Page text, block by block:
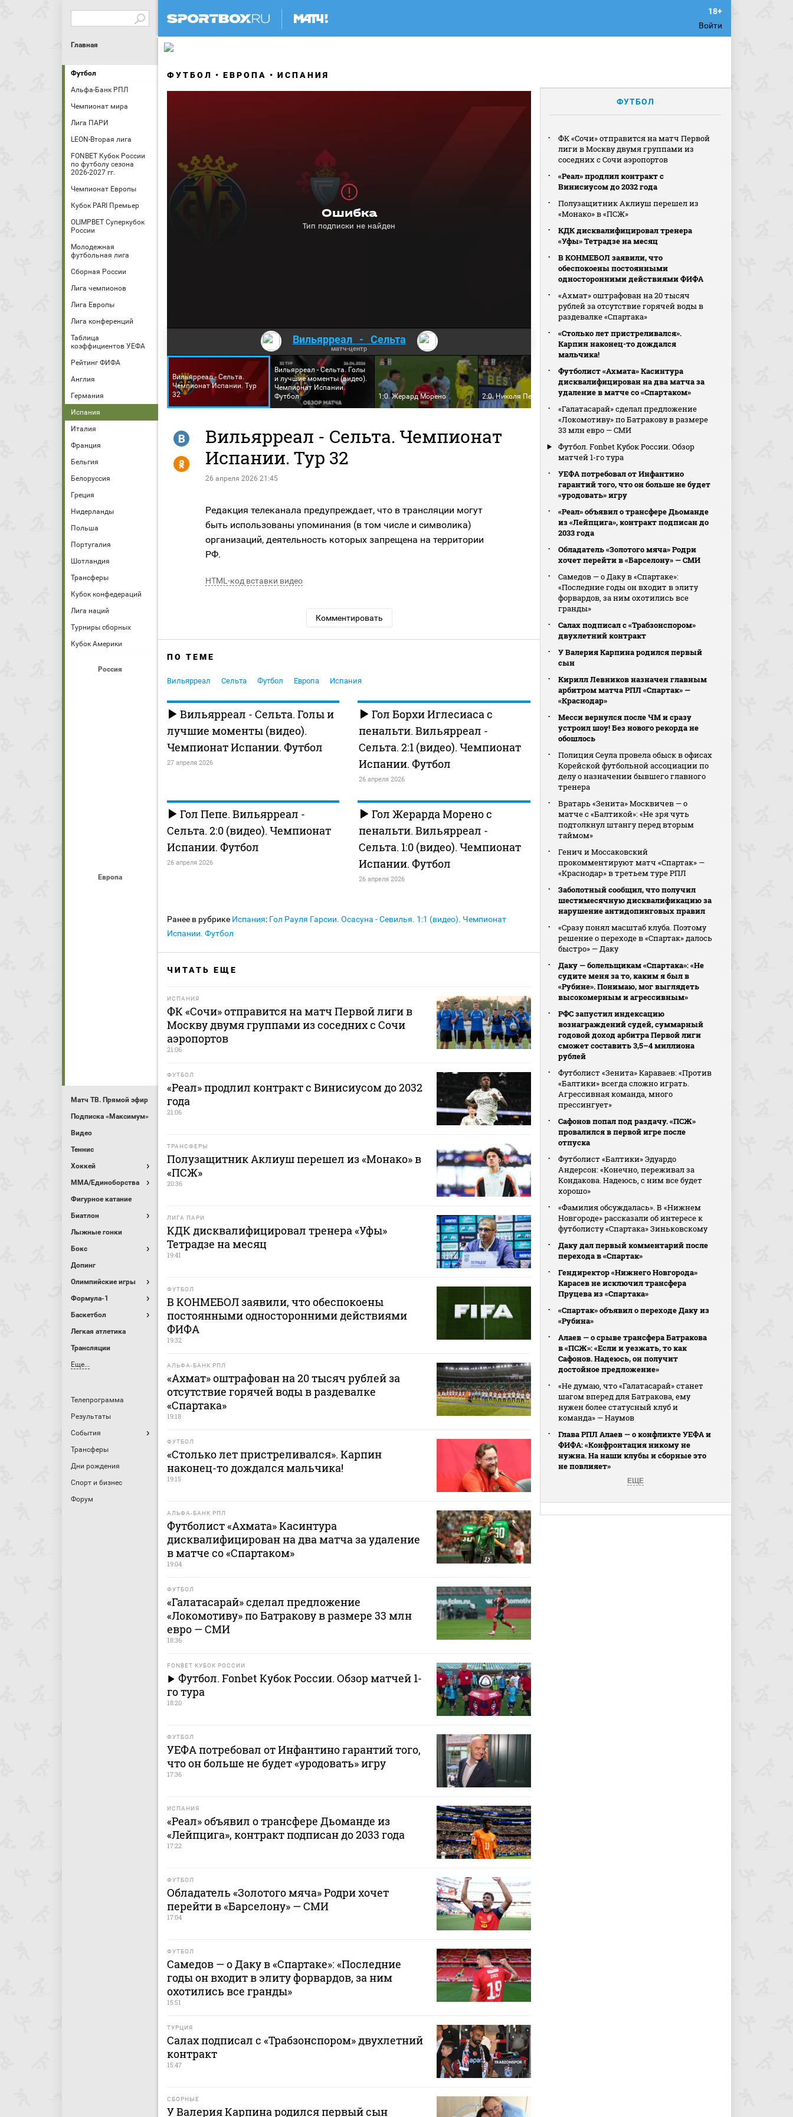
Войти
Главная
Футбол
Альфа-Банк РПЛ
Чемпионат мира
Лига ПАРИ
LEON-Вторая лига
FONBET Кубок России
по футболу сезона
2026-2027 гг.
Чемпионат Европы
Кубок PARI Премьер
OLIMPBET Суперкубок
России
Молодежная
футбольная лига
Сборная России
Лига чемпионов
Лига Европы
Лига конференций
Таблица
коэффициентов УЕФА
Рейтинг ФИФА
Англия
Германия
Испания
Италия
Франция
Бельгия
Белоруссия
Греция
Нидерланды
Польша
Португалия
Шотландия
Трансферы
Кубок конфедераций
Лига наций
Турниры сборных
Кубок Америки
Россия
Европа
Матч ТВ. Прямой эфир
Подписка «Максимум»
Видео
Теннис
Хоккей
MMA/Единоборства
Фигурное катание
Биатлон
Лыжные гонки
Бокс
Допинг
Олимпийские игры
Формула-1
Баскетбол
Легкая атлетика
Трансляции
Еще...
Телепрограмма
Результаты
События
Трансферы
Дни рождения
Спорт и бизнес
Форум
ФУТБОЛ ЕВРОПА ИСПАНИЯ
Вильярреал - Сельта
матч-центр
Вильярреал - Сельта.
Чемпионат Испании. Тур
32
Вильярреал - Сельта. Голы
и лучшие моменты (видео).
Чемпионат Испании.
Футбол
1:0. Жерард Морено 2:0. Николя Пепе 2:1. Борха Иглесиас
Вильярреал - Сельта. Чемпионат
Испании. Тур 32
26 апреля 2026 21:45
R
Y
Редакция телеканала предупреждает, что в трансляции могут
быть использованы упоминания (в том числе и символика)
организаций, деятельность которых запрещена на территории
РФ.
HTML-код вставки видео
Комментировать
ПО ТЕМЕ
Вильярреал Сельта Футбол Европа Испания
Вильярреал - Сельта. Голы и
лучшие моменты (видео).
Чемпионат Испании. Футбол
27 апреля 2026
Гол Борхи Иглесиаса с
пенальти. Вильярреал -
Сельта. 2:1 (видео). Чемпионат
Испании. Футбол
26 апреля 2026
Гол Пепе. Вильярреал -
Сельта. 2:0 (видео). Чемпионат
Испании. Футбол
26 апреля 2026
Гол Жерарда Морено с
пенальти. Вильярреал -
Сельта. 1:0 (видео). Чемпионат
Испании. Футбол
26 апреля 2026
Ранее в рубрике Испания: Гол Рауля Гарсии. Осасуна - Севилья. 1:1 (видео). Чемпионат
Испании. Футбол
ЧИТАТЬ ЕЩЕ
ИСПАНИЯ
ФК «Сочи» отправится на матч Первой лиги в
Москву двумя группами из соседних с Сочи
аэропортов
21:06
ФУТБОЛ
«Реал» продлил контракт с Винисиусом до 2032
года
21:06
ТРАНСФЕРЫ
Полузащитник Аклиуш перешел из «Монако» в
«ПСЖ»
20:36
ЛИГА ПАРИ
КДК дисквалифицировал тренера «Уфы»
Тетрадзе на месяц
19:41
ФУТБОЛ
В КОНМЕБОЛ заявили, что обеспокоены
постоянными односторонними действиями
ФИФА
19:32
АЛЬФА-БАНК РПЛ
«Ахмат» оштрафован на 20 тысяч рублей за
отсутствие горячей воды в раздевалке
«Спартака»
19:18
ФУТБОЛ
«Столько лет пристреливался». Карпин
наконец-то дождался мальчика!
19:15
АЛЬФА-БАНК РПЛ
Футболист «Ахмата» Касинтура
дисквалифицирован на два матча за удаление
в матче со «Спартаком»
19:04
ФУТБОЛ
«Галатасарай» сделал предложение
«Локомотиву» по Батракову в размере 33 млн
евро — СМИ
18:36
FONBET КУБОК РОССИИ
Футбол. Fonbet Кубок России. Обзор матчей 1-
го тура
18:20
ФУТБОЛ
УЕФА потребовал от Инфантино гарантий того,
что он больше не будет «уродовать» игру
17:36
ИСПАНИЯ
«Реал» объявил о трансфере Дьоманде из
«Лейпцига», контракт подписан до 2033 года
17:22
ФУТБОЛ
Обладатель «Золотого мяча» Родри хочет
перейти в «Барселону» — СМИ
17:04
ФУТБОЛ
Самедов — о Даку в «Спартаке»: «Последние
годы он входит в элиту форвардов, за ним
охотились все гранды»
15:51
ТУРЦИЯ
Салах подписал с «Трабзонспором» двухлетний
контракт
15:47
СБОРНЫЕ
У Валерия Карпина родился первый сын
ФУТБОЛ
ФК «Сочи» отправится на матч Первой
лиги в Москву двумя группами из
соседних с Сочи аэропортов
«Реал» продлил контракт с
Винисиусом до 2032 года
Полузащитник Аклиуш перешел из
«Монако» в «ПСЖ»
КДК дисквалифицировал тренера
«Уфы» Тетрадзе на месяц
В КОНМЕБОЛ заявили, что
обеспокоены постоянными
односторонними действиями ФИФА
«Ахмат» оштрафован на 20 тысяч
рублей за отсутствие горячей воды в
раздевалке «Спартака»
«Столько лет пристреливался».
Карпин наконец-то дождался
мальчика!
Футболист «Ахмата» Касинтура
дисквалифицирован на два матча за
удаление в матче со «Спартаком»
«Галатасарай» сделал предложение
«Локомотиву» по Батракову в размере
33 млн евро — СМИ
Футбол. Fonbet Кубок России. Обзор
матчей 1-го тура
УЕФА потребовал от Инфантино
гарантий того, что он больше не будет
«уродовать» игру
«Реал» объявил о трансфере Дьоманде
из «Лейпцига», контракт подписан до
2033 года
Обладатель «Золотого мяча» Родри
хочет перейти в «Барселону» — СМИ
Самедов — о Даку в «Спартаке»:
«Последние годы он входит в элиту
форвардов, за ним охотились все
гранды»
Салах подписал с «Трабзонспором»
двухлетний контракт
У Валерия Карпина родился первый
сын
Кирилл Левников назначен главным
арбитром матча РПЛ «Спартак» —
«Краснодар»
Месси вернулся после ЧМ и сразу
устроил шоу! Без нового рекорда не
обошлось
Полиция Сеула провела обыск в офисах
Корейской футбольной ассоциации по
делу о назначении бывшего главного
тренера
Вратарь «Зенита» Москвичев — о
матче с «Балтикой»: «Не зря чуть
подтолкнул штангу перед вторым
таймом»
Генич и Моссаковский
прокомментируют матч «Спартак» —
«Краснодар» в третьем туре РПЛ
Заболотный сообщил, что получил
шестимесячную дисквалификацию за
нарушение антидопинговых правил
«Сразу понял масштаб клуба. Поэтому
решение о переходе в «Спартак» далось
быстро» — Даку
Даку — болельщикам «Спартака»: «Не
судите меня за то, каким я был в
«Рубине». Понимаю, мог выглядеть
высокомерным и агрессивным»
РФС запустил индексацию
вознаграждений судей, суммарный
годовой доход арбитра Первой лиги
сможет составить 3,5–4 миллиона
рублей
Футболист «Зенита» Караваев: «Против
«Балтики» всегда сложно играть.
Агрессивная команда, много
прессингует»
Сафонов попал под раздачу. «ПСЖ»
провалился в первой игре после
отпуска
Футболист «Балтики» Эдуардо
Андерсон: «Конечно, переживал за
Кондакова. Надеюсь, с ним все будет
хорошо»
«Фамилия обсуждалась». В «Нижнем
Новгороде» рассказали об интересе к
футболисту «Спартака» Зиньковскому
Даку дал первый комментарий после
перехода в «Спартак»
Гендиректор «Нижнего Новгорода»
Карасев не исключил трансфера
Пруцева из «Спартака»
«Спартак» объявил о переходе Даку из
«Рубина»
Алаев — о срыве трансфера Батракова
в «ПСЖ»: «Если и уезжать, то как
Сафонов. Надеюсь, он получит
достойное предложение»
«Не думаю, что «Галатасарай» станет
шагом вперед для Батракова, ему
нужен более статусный клуб и
команда» — Наумов
Глава РПЛ Алаев — о конфликте УЕФА и
ФИФА: «Конфронтация никому не
нужна. На наши клубы и сборные это
не повлияет»
ЕЩЕ